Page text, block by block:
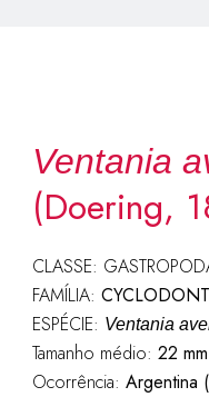
Ventania
(Doering,
CLASSE:
FAMÍLIA:
ESPÉCIE: Ventania
Tamanho médio: 22 mm
Ocorrência: Argentina